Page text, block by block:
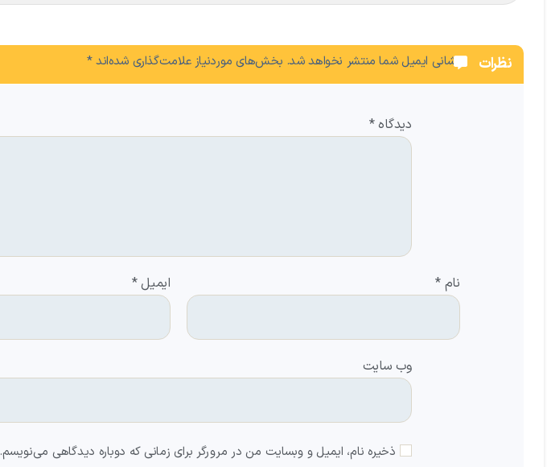
نظرات نشانی ایمیل شما منتشر نخواهد شد. بخش‌های موردنیاز علامت‌گذاری شده‌اند*
دیدگاه*
نام* ایمیل*
وب‌ سایت
ذخیره نام، ایمیل و وبسایت من در مرورگر برای زمانی که دوباره دیدگاهی می‌نویسم.